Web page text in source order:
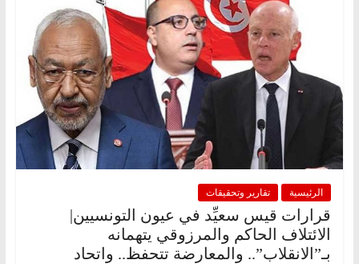
الرئيسية تقارير وتحقيقات
قرارات قيس سعيِّد في عيون التونسيين|
الائتلاف الحاكم والمرزوقي يتهمانه
بـ”الانقلاب”.. والمعارضة تتحفظ.. واتحاد